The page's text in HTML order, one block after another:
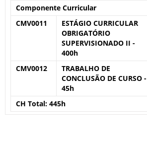
Componente Curricular
CMV0011
ESTÁGIO CURRICULAR
OBRIGATÓRIO
SUPERVISIONADO II -
400h
CMV0012
TRABALHO DE
CONCLUSÃO DE CURSO -
45h
CH Total: 445h